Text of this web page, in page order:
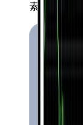
素早く簡単